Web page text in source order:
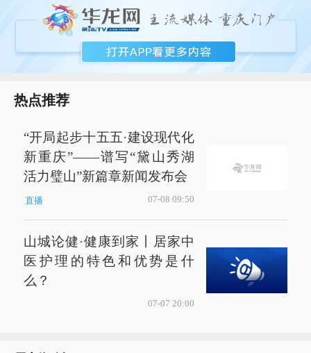
热点推荐
“开局起步十五五·建设现代化
新重庆”——谱写“黛山秀湖
活力璧山”新篇章新闻发布会
直播 07-08 09:50
山城论健·健康到家丨居家中
医护理的特色和优势是什
么？
07-07 20:00